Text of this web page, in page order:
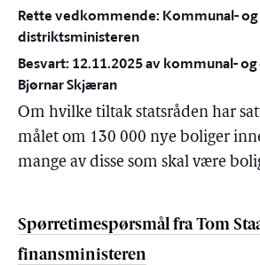
Rette vedkommende: Kommunal- og
distriktsministeren
Besvart: 12.11.2025 av kommunal-
Bjørnar Skjæran
Om hvilke tiltak statsråden har
målet om 130 000 nye boliger
mange av disse som skal være
Spørretimespørsmål fra Tom
finansministeren